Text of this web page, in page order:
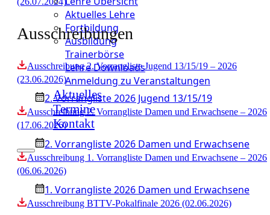
Aktuelles Lehre
Fortbildung
Ausbildung
Trainerbörse
Lehre Downloads
Anmeldung zu Veranstaltungen
Aktuelles
Termine
Kontakt
Ausschreibungen
Ausschreibung 2. Vorrangliste Jugend 13/15/19 – 2026
(23.06.2026)
2. Vorrangliste 2026 Jugend 13/15/19
Ausschreibung 2. Vorrangliste Damen und Erwachsene – 2026
(17.06.2026)
2. Vorrangliste 2026 Damen und Erwachsene
Ausschreibung 1. Vorrangliste Damen und Erwachsene – 2026
(06.06.2026)
1. Vorrangliste 2026 Damen und Erwachsene
Ausschreibung BTTV-Pokalfinale 2026 (02.06.2026)